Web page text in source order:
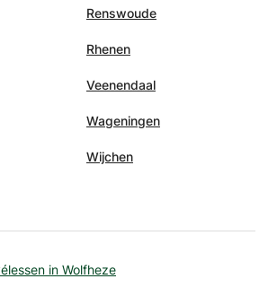
Renswoude
Rhenen
Veenendaal
Wageningen
Wijchen
in Wolfheze